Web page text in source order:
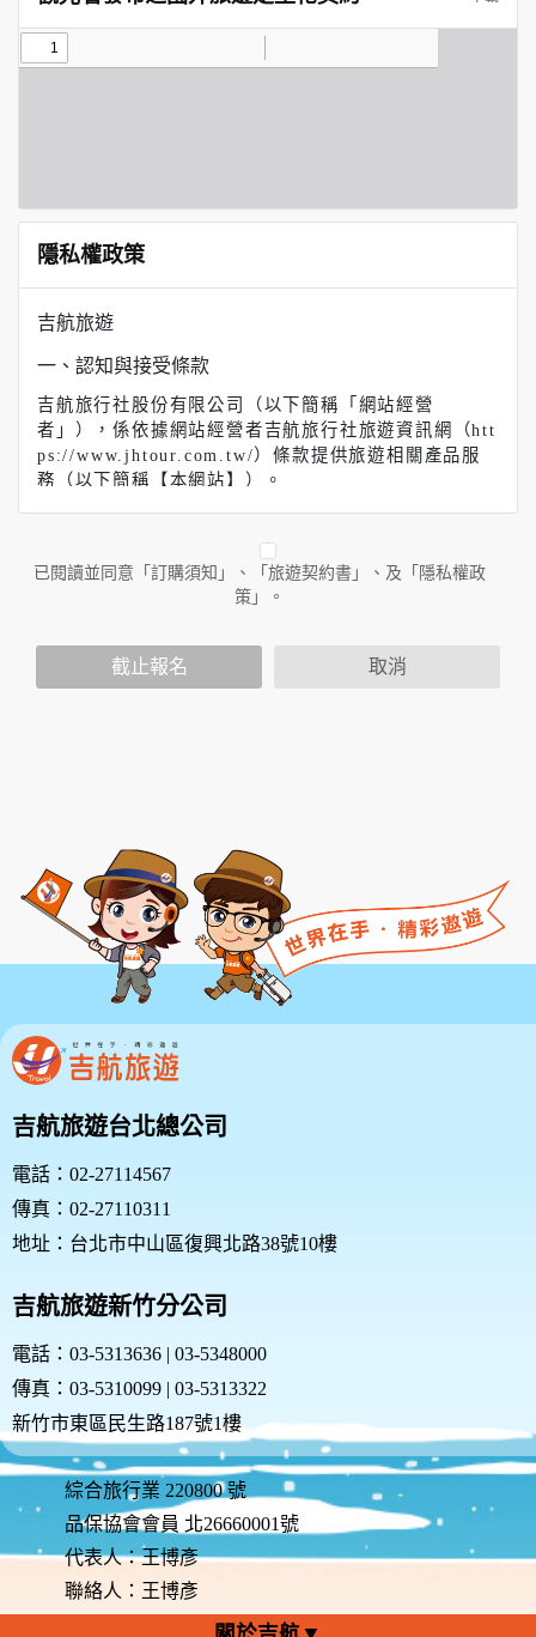
隱私權政策
吉航旅遊
一、認知與接受條款
吉航旅行社股份有限公司（以下簡稱「網站經營
者」），係依據網站經營者吉航旅行社旅遊資訊網（htt
ps://www.jhtour.com.tw/）條款提供旅遊相關產品服
務（以下簡稱【本網站】）。
即表示您已閱讀、了解並同意接受本服務條款之所有內
容。如果您不同意本服務條款的內容，或者您所屬的國
家或地域排除本服務條款內容之全部或部分時，您應立
時，可能會依據該特定功能之性質，而須遵守本服務所
另行公告之服務條款或相關規定。此另行公告之服務條
人閱讀、了解並同意本服務條款之所有內容及其後之修
改變更，方得使用本服務。當您使用本服務時，即推定
您的父母或監護人已閱讀、了解並同意接受本服務條款
之所有內容及其後之修改變更。
二、服務簡介
三、會員規範的修改
本網站有權隨時修改本規範。如果你不同意修改的內
容，請勿繼續使用本服務。如果你繼續使用本網站服
務，則表示您同意並接受本規範之任何修改。
您於任何修改或變更後繼續使用良友旅遊網，視為您已
閱讀、瞭解並同意接受該等修改或變更。
如果您不同意本約定書的內容，或者您所屬的國家或地
域排除本約定書內容之全部或一部時，您應立即停止使
四、服務的停止與更改
本網站有權隨時停止或更改各項會員服務的內容，並無
務所可能致生之困擾、不便、損害，不負任何責任。
五、隱私權保護政策
尊重您個人隱私是本網站的基本政策。因此，除法律或
因相關主管機關要求外，本網站在未獲您授權時，不會
公開您的姓名、地址、電子郵件信箱，以及其他依法受
保護的個人資訊。請詳細閱讀本網站的『責任與規範聲
明』。特此向您說明本網站的隱私權保護政策，以保障
您的權益，請您詳閱下列內容：
(一)隱私權保護政策的適用範圍: 隱私權保護政策內
容，包括本網站如何處理在您使用網站服務時收集到的
個人識別資料。隱私權保護政策不適用於本網站以外的
已閱讀並同意「訂購須知」、「旅遊契約書」、及「隱私權政
策」。
截止報名 取消
吉航旅遊台北總公司
電話：02-27114567
傳真：02-27110311
地址：台北市中山區復興北路38號10樓
吉航旅遊新竹分公司
電話：03-5313636 | 03-5348000
傳真：03-5310099 | 03-5313322
新竹市東區民生路187號1樓
綜合旅行業 220800 號
品保協會會員 北26660001號
代表人：王博彥
聯絡人：王博彥